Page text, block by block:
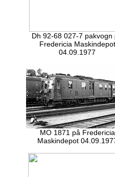
Dh 92-68 027-7 pakvogn
Fredericia Maskindepot
04.09.1977
MO 1871 på Fredericia
Maskindepot